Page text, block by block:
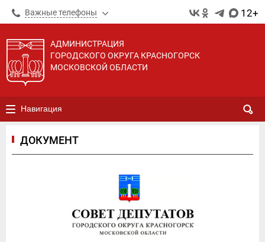
Важные телефоны 12+
АДМИНИСТРАЦИЯ
ГОРОДСКОГО ОКРУГА КРАСНОГОРСК
МОСКОВСКОЙ ОБЛАСТИ
Навигация
ДОКУМЕНТ